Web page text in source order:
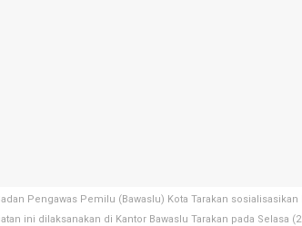
Pengawas Pemilu (Bawaslu) Kota Tarakan
ini dilaksanakan di Kantor Bawaslu Tarakan pada